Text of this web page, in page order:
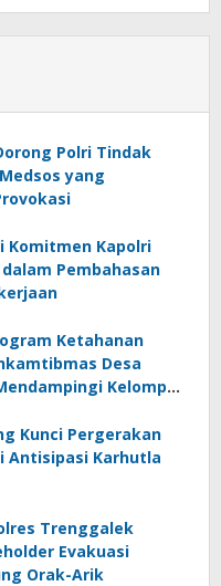
Polri Tindak
yang
Komitmen Kapolri
Pembahasan
Ketahanan
Desa
Kelompok
Kunci Pergerakan
Antisipasi Karhutla
Trenggalek
Evakuasi
Orak-Arik